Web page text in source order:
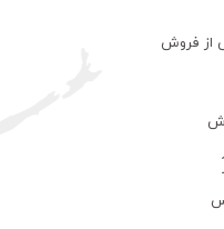
از فروش